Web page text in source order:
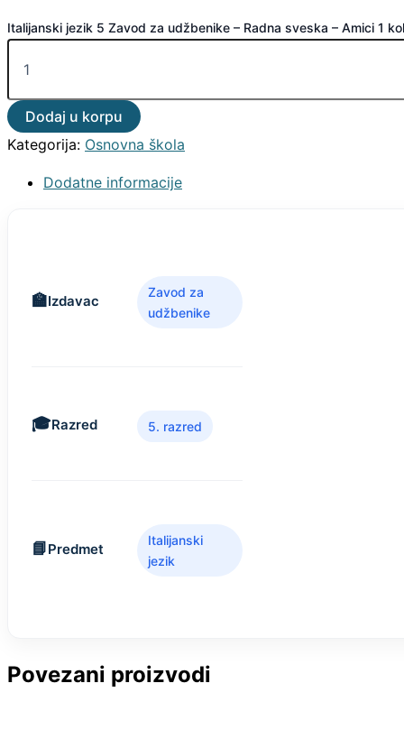
Italijanski jezik 5 Zavod za udžbenike – Radna sveska – Amici 1
Dodaj u korpu
Kategorija: Osnovna škola
Dodatne informacije
Izdavac
Zavod za
udžbenike
Razred 5. razred
Predmet
Italijanski
jezik
Povezani proizvodi